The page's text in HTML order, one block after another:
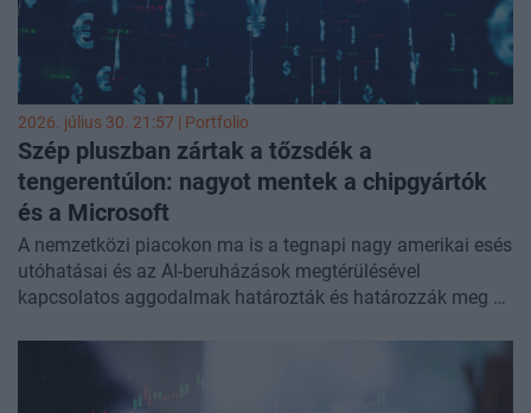
2026. július 30. 21:57 | Portfolio
Szép pluszban zártak a tőzsdék a
tengerentúlon: nagyot mentek a chipgyártók
és a Microsoft
A nemzetközi piacokon ma is a tegnapi nagy amerikai esés
utóhatásai és az AI-beruházások megtérülésével
kapcsolatos aggodalmak határozták és határozzák meg a
árfolyamreakció érkezett: az Adidas például közel 17